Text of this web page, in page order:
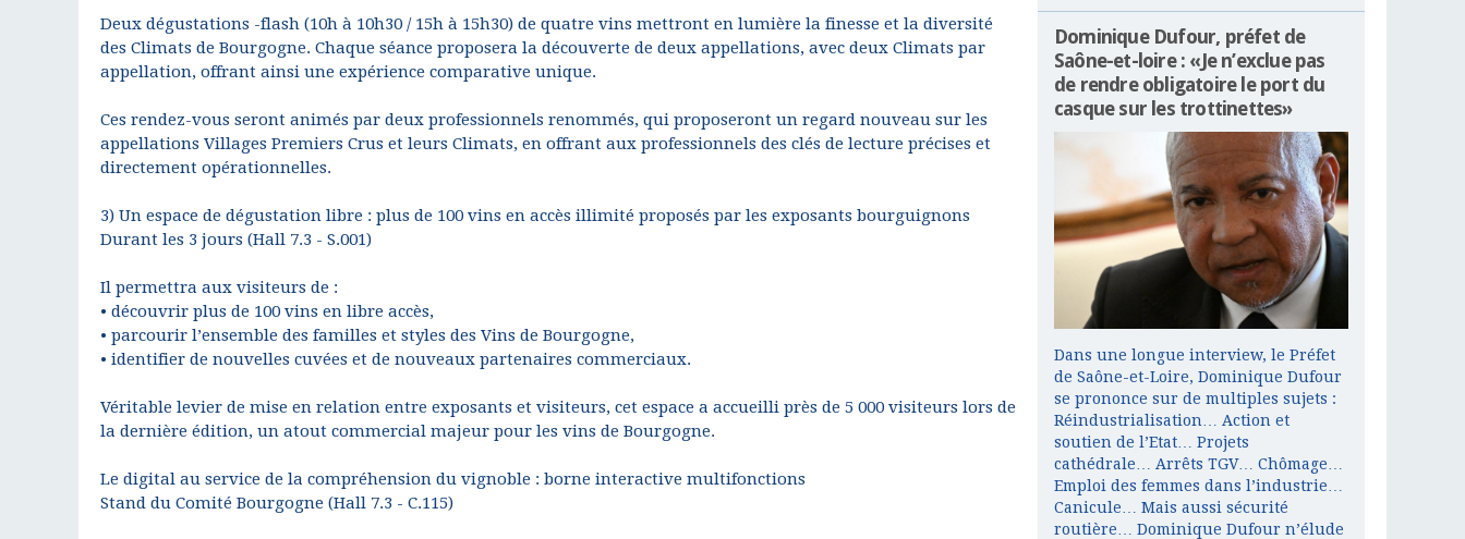
Deux dégustations -flash (10h à 10h30 / 15h à 15h30) de quatre vins mettront en lumière la finesse et la diversité
des Climats de Bourgogne. Chaque séance proposera la découverte de deux appellations, avec deux Climats par
appellation, offrant ainsi une expérience comparative unique.
Ces rendez-vous seront animés par deux professionnels renommés, qui proposeront un regard nouveau sur les
appellations Villages Premiers Crus et leurs Climats, en offrant aux professionnels des clés de lecture précises et
directement opérationnelles.
3) Un espace de dégustation libre : plus de 100 vins en accès illimité proposés par les exposants bourguignons
Durant les 3 jours (Hall 7.3 - S.001)
Il permettra aux visiteurs de :
• découvrir plus de 100 vins en libre accès,
• parcourir l’ensemble des familles et styles des Vins de Bourgogne,
• identifier de nouvelles cuvées et de nouveaux partenaires commerciaux.
Véritable levier de mise en relation entre exposants et visiteurs, cet espace a accueilli près de 5 000 visiteurs lors de
la dernière édition, un atout commercial majeur pour les vins de Bourgogne.
Le digital au service de la compréhension du vignoble : borne interactive multifonctions
Stand du Comité Bourgogne (Hall 7.3 - C.115)
Dominique Dufour, préfet de
Saône-et-loire : «Je n’exclue pas
de rendre obligatoire le port du
casque sur les trottinettes»
Dans une longue interview, le Préfet
de Saône-et-Loire, Dominique Dufour
se prononce sur de multiples sujets :
Réindustrialisation… Action et
soutien de l’Etat… Projets
cathédrale… Arrêts TGV… Chômage…
Emploi des femmes dans l’industrie…
Canicule… Mais aussi sécurité
routière… Dominique Dufour n’élude